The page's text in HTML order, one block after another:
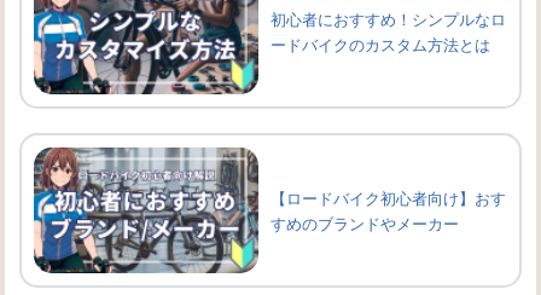
初心者におすすめ！シンプルなロ
ードバイクのカスタム方法とは
【ロードバイク初心者向け】おす
すめのブランドやメーカー